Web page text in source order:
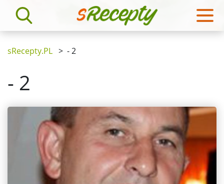
sRecepty.PL > - 2
- 2